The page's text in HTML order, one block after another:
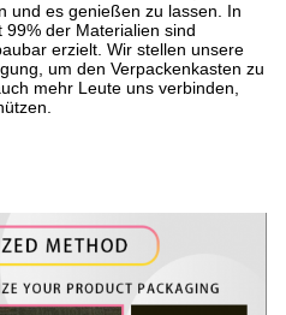
und es genießen zu lassen. In
der Materialien sind
erzielt. Wir stellen unsere
um den Verpackenkasten zu
mehr Leute uns verbinden,